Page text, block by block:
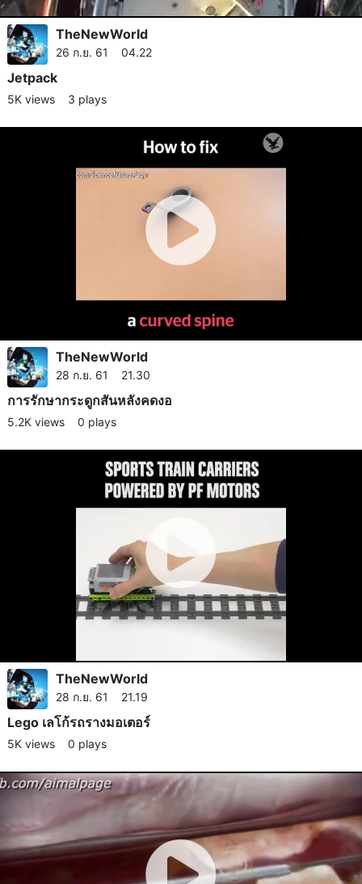
TheNewWorld
26 ก.ย. 61 04.22
Jetpack
5K views 3 plays
TheNewWorld
28 ก.ย. 61 21.30
การรักษากระดูกสันหลังคดงอ
5.2K views 0 plays
TheNewWorld
28 ก.ย. 61 21.19
Lego เลโก้รถรางมอเตอร์
5K views 0 plays